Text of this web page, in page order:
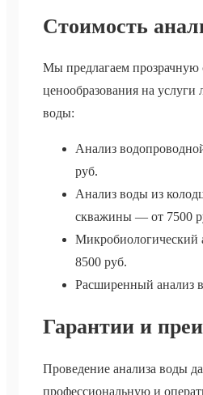
Стоимость
Мы предлагаем прозрачную
ценообразования на услуги
воды:
Анализ
руб.
Анализ воды из
скважины — от 7500
8500 руб.
Расширенный анализ
Гарантии и
Проведение анализа воды
профессиональную и